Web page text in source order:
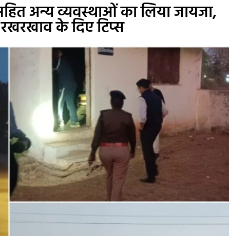
अन्य व्यवस्थाओं का लिया जायजा,
रखरखाव के दिए टिप्स